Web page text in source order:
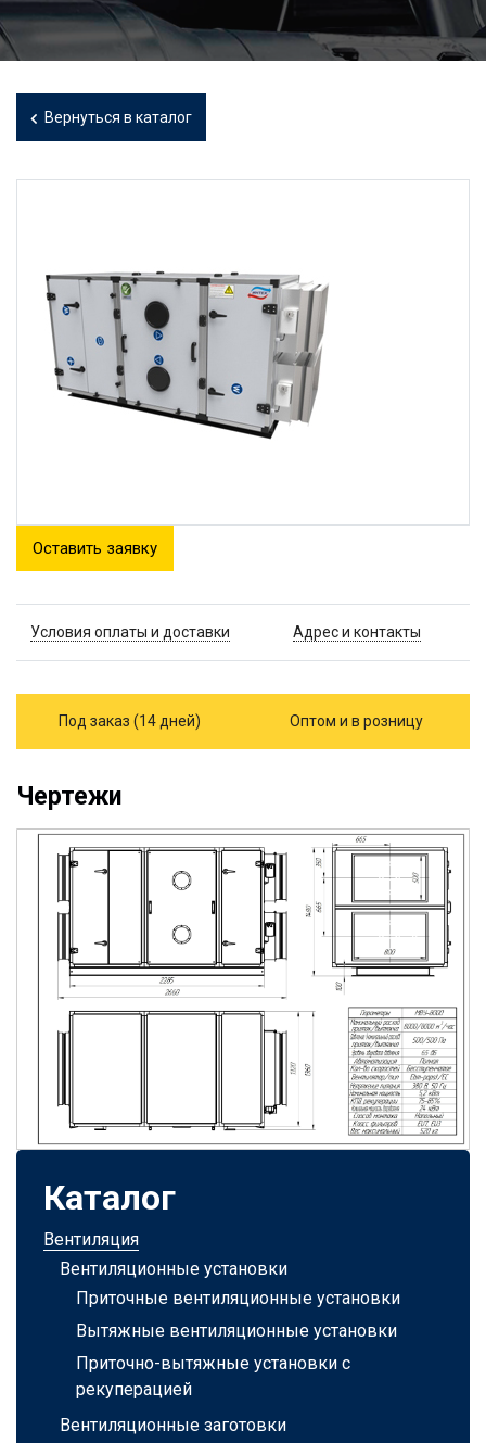
Вернуться в каталог
Оставить заявку
Условия оплаты и доставки Адрес и контакты
Под заказ (14 дней) Оптом и в розницу
Чертежи
Каталог
Вентиляция
Вентиляционные установки
Приточные вентиляционные установки
Вытяжные вентиляционные установки
Приточно-вытяжные установки с
рекуперацией
Вентиляционные заготовки